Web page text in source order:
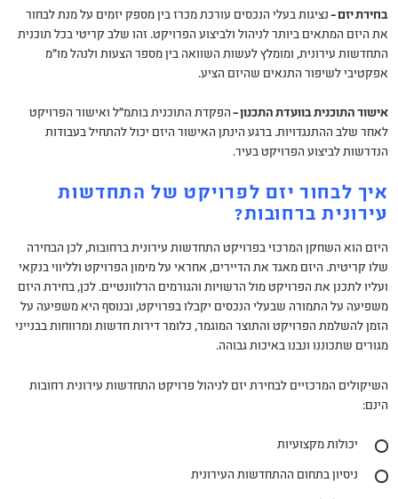
בחירת יזם – נציגות בעלי הנכסים עורכת מכרז בין מספק יזמים על מנת לבחור
את היזם המתאים ביותר לניהול ולביצוע הפרויקט. זהו שלב קריטי בכל תוכנית
התחדשות עירונית, ומומלץ לעשות השוואה בין מספר הצעות ולנהל מו"מ
אפקטיבי לשיפור התנאים שהיזם הציע.
אישור התוכנית בוועדת התכנון – הפקדת התוכנית בותמ"ל ואישור הפרויקט
לאחר שלב ההתנגדויות. ברגע הינתן האישור היזם יכול להתחיל בעבודות
הנדרשות לביצוע הפרויקט בעיר.
איך לבחור יזם לפרויקט של התחדשות
עירונית ברחובות?
היזם הוא השחקן המרכזי בפרויקט התחדשות עירונית ברחובות, לכן הבחירה
שלו קריטית. היזם מאגד את הדיירים, אחראי על מימון הפרויקט ולליווי בנקאי
ועליו לתכנן את הפרויקט מול הרשויות והגורמים הרלוונטיים. לכן, בחירת היזם
משפיעה על התמורה שבעלי הנכסים יקבלו בפרויקט, ובנוסף היא משפיעה על
הזמן להשלמת הפרויקט והתוצר המוגמר, כלומר דירות חדשות ומרווחות בבנייני
מגורים שתכוננו ונבנו באיכות גבוהה.
השיקולים המרכזיים לבחירת יזם לניהול פרויקט התחדשות עירונית רחובות
הינם:
יכולות מקצועיות
ניסיון בתחום ההתחדשות העירונית